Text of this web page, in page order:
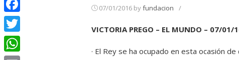
07/01/2016 byfundacion /
VICTORIA PREGO – EL MUNDO – 07/01/
· El Rey se ha ocupado en esta ocasión
Facebook
Twitter